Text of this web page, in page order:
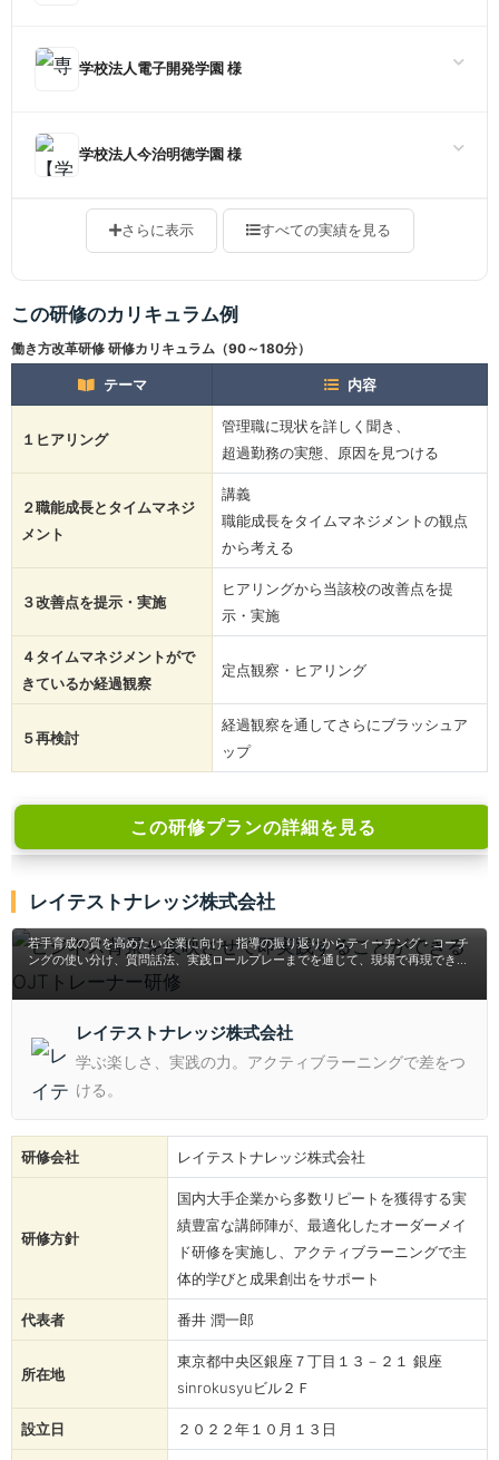
学校法人電子開発学園 様
学校法人今治明徳学園 様
さらに表示 すべての実績を見る
この研修のカリキュラム例
働き方改革研修 研修カリキュラム（90～180分）
テーマ 内容
１ヒアリング
管理職に現状を詳しく聞き、
超過勤務の実態、原因を見つける
２職能成長とタイムマネジ
メント
講義
職能成長をタイムマネジメントの観点
から考える
３改善点を提示・実施
ヒアリングから当該校の改善点を提
示・実施
４タイムマネジメントがで
きているか経過観察
定点観察・ヒアリング
５再検討
経過観察を通してさらにブラッシュア
ップ
この研修プランの詳細を見る
レイテストナレッジ株式会社
ビジネス背景を反映させて即実践することができる
OJTトレーナー研修
若手育成の質を高めたい企業に向け、指導の振り返りからティーチング・コーチ
ングの使い分け、質問話法、実践ロールプレーまでを通じて、現場で再現できる
指導力と共通言語の定着を支援する研修です。
レイテストナレッジ株式会社
学ぶ楽しさ、実践の力。アクティブラーニングで差をつ
ける。
研修会社 レイテストナレッジ株式会社
研修方針
国内大手企業から多数リピートを獲得する実
績豊富な講師陣が、最適化したオーダーメイ
ド研修を実施し、アクティブラーニングで主
体的学びと成果創出をサポート
代表者 番井 潤一郎
所在地
東京都中央区銀座７丁目１３－２１ 銀座
sinrokusyuビル２Ｆ​
設立日 ２０２２年１０月１３日